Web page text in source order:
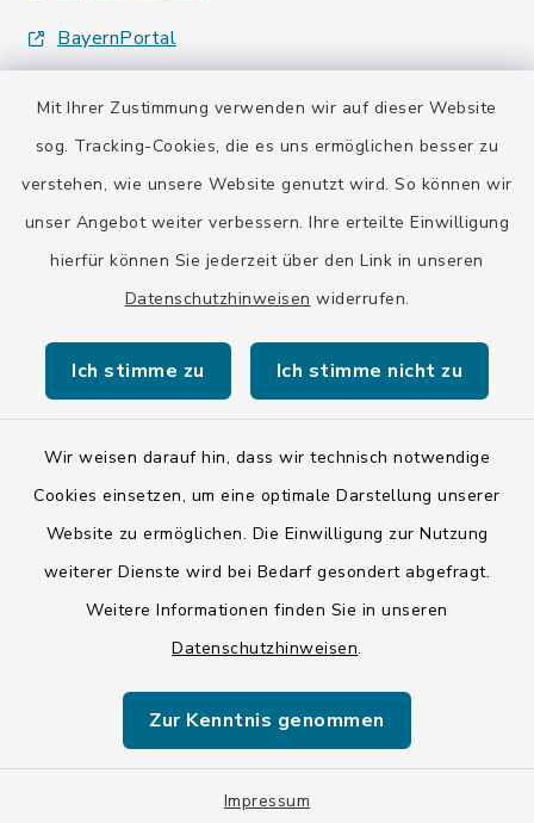
Mit Ihrer Zustimmung verwenden wir auf dieser Website
sog. Tracking-Cookies, die es uns ermöglichen besser zu
verstehen, wie unsere Website genutzt wird. So können wir
unser Angebot weiter verbessern. Ihre erteilte Einwilligung
hierfür können Sie jederzeit über den Link in unseren
Datenschutzhinweisen widerrufen.
Ich stimme zu Ich stimme nicht zu
Wir weisen darauf hin, dass wir technisch notwendige
Cookies einsetzen, um eine optimale Darstellung unserer
Website zu ermöglichen. Die Einwilligung zur Nutzung
weiterer Dienste wird bei Bedarf gesondert abgefragt.
Weitere Informationen finden Sie in unseren
Datenschutzhinweisen.
Zur Kenntnis genommen
Impressum
BayernPortal
Kontakt
Barrierefreiheit
Datenschutz
Impressum
LSI-Siegel
Hinweise
Datenschutzgrundverordnung
Sitemap
Cookie-Einstellungen